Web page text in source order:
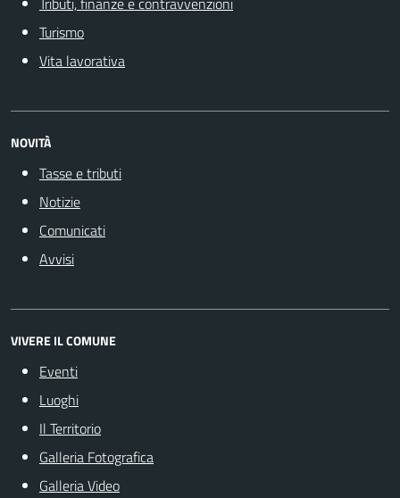
Turismo
Vita lavorativa
NOVITÀ
Tasse e tributi
Notizie
Comunicati
Avvisi
VIVERE IL COMUNE
Eventi
Luoghi
Il Territorio
Galleria Fotografica
Galleria Video